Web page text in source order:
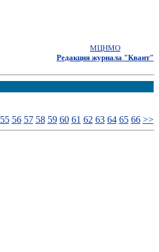
МЦНМО
Редакция журнала "Квант"
55 56 57 58 59 60 61 62 63 64 65 66 >>